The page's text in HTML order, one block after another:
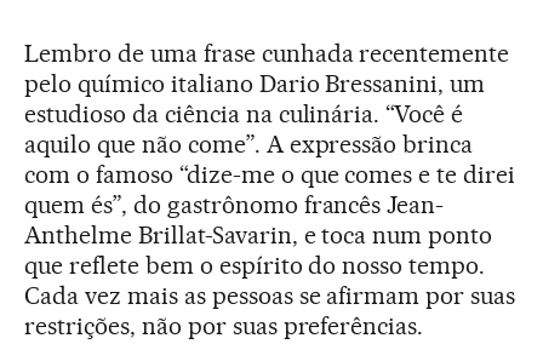
Lembro de uma frase cunhada recentemente
pelo químico italiano Dario Bressanini, um
estudioso da ciência na culinária. “Você é
aquilo que não come”. A expressão brinca
com o famoso “dize-me o que comes e te direi
quem és”, do gastrônomo francês Jean-
Anthelme Brillat-Savarin, e toca num ponto
que reflete bem o espírito do nosso tempo.
Cada vez mais as pessoas se afirmam por suas
restrições, não por suas preferências.